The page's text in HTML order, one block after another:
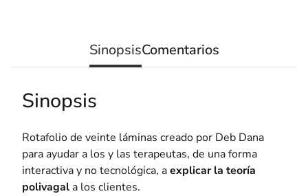
SinopsisComentarios
Sinopsis
Rotafolio de veinte láminas creado por Deb Dana
para ayudar a los y las terapeutas, de una forma
interactiva y no tecnológica, aexplicar la teoría
polivagal a los clientes.